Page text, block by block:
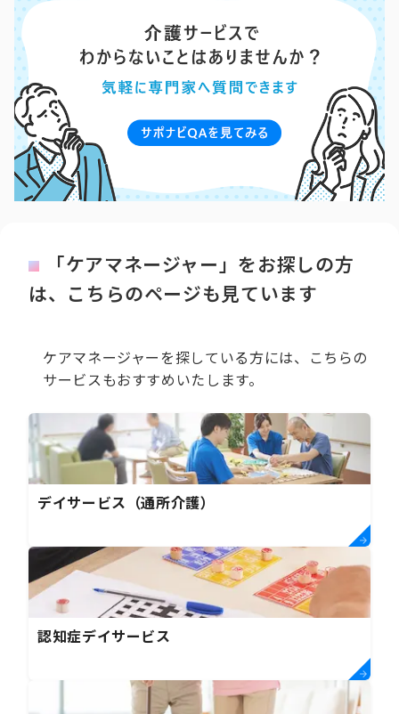
「ケアマネージャー」をお探しの方
は、こちらのページも見ています
ケアマネージャーを探している方には、こちらの
サービスもおすすめいたします。
デイサービス（通所介護）
認知症デイサービス